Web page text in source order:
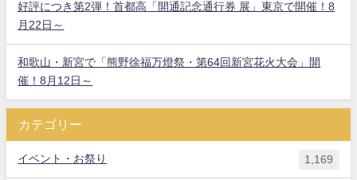
好評につき第2弾！首都高「開通記念通行券 展」東京で開催！8
月22日～
和歌山・新宮で「熊野徐福万燈祭・第64回新宮花火大会」開
催！8月12日～
カテゴリー
イベント・お祭り 1,169